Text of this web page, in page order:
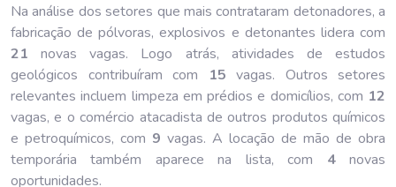
Na análise dos setores que mais contrataram detonadores, a
fabricação de pólvoras, explosivos e detonantes lidera com
21 novas vagas. Logo atrás, atividades de estudos
geológicos contribuíram com
15 vagas. Outros setores
relevantes incluem limpeza em prédios e domicílios, com 12
vagas, e o comércio atacadista de outros produtos químicos
e petroquímicos, com 9 vagas. A locação de mão de obra
temporária também aparece na lista, com 4novas
oportunidades.